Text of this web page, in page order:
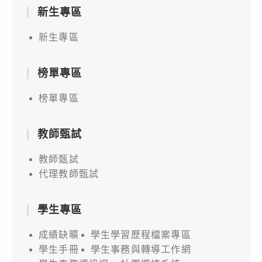
新生專區
新生專區
榜單專區
榜單專區
教師甄試
教師甄試
代理教師甄試
學生專區
成績缺曠
學生學習歷程檔案專區
學生手冊
學生事務與轉導工作網